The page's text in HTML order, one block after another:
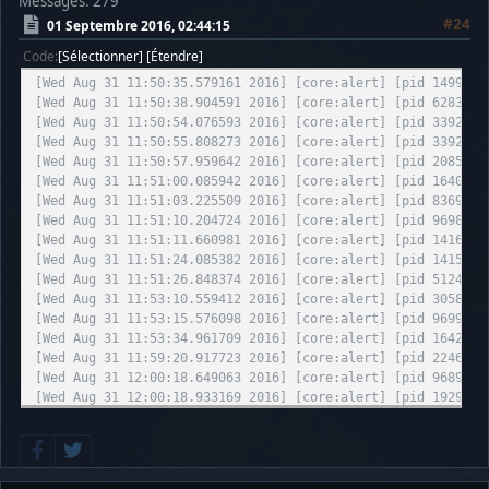
01 Septembre 2016, 02:44:15 #24
Code Sélectionner Étendre
[Wed Aug 31 11:50:35.579161 2016] [core:alert] [pid
[Wed Aug 31 11:50:38.904591 2016] [core:alert] [pid 6283]
[Wed Aug 31 11:50:54.076593 2016] [core:alert] [pid 3392]
[Wed Aug 31 11:50:55.808273 2016] [core:alert] [pid
[Wed Aug 31 11:50:57.959642 2016] [core:alert] [pid
[Wed Aug 31 11:51:00.085942 2016] [core:alert] [pid
[Wed Aug 31 11:51:03.225509 2016] [core:alert] [pid
[Wed Aug 31 11:51:10.204724 2016] [core:alert] [pid
[Wed Aug 31 11:51:11.660981 2016] [core:alert] [pid
[Wed Aug 31 11:51:24.085382 2016] [core:alert] [pid
[Wed Aug 31 11:51:26.848374 2016] [core:alert] [pid
[Wed Aug 31 11:53:10.559412 2016] [core:alert] [pid
[Wed Aug 31 11:53:15.576098 2016] [core:alert] [pid
[Wed Aug 31 11:53:34.961709 2016] [core:alert] [pid
[Wed Aug 31 11:59:20.917723 2016] [core:alert] [pid
[Wed Aug 31 12:00:18.649063 2016] [core:alert] [pid
[Wed Aug 31 12:00:18.933169 2016] [core:alert] [pid
[Wed Aug 31 12:04:38.468038 2016] [proxy_fcgi:error] [pid
', referer: https://s141-fr.ogame.gameforge.com/game/